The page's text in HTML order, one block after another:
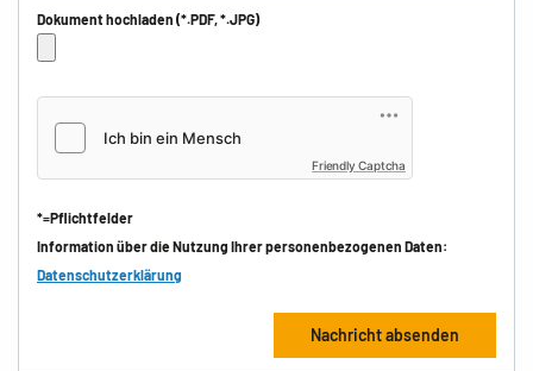
Dokument hochladen (*.PDF, *.JPG)
Friendly Captcha
*=Pflichtfelder
Information über die Nutzung Ihrer personenbezogenen Daten:
Datenschutzerklärung